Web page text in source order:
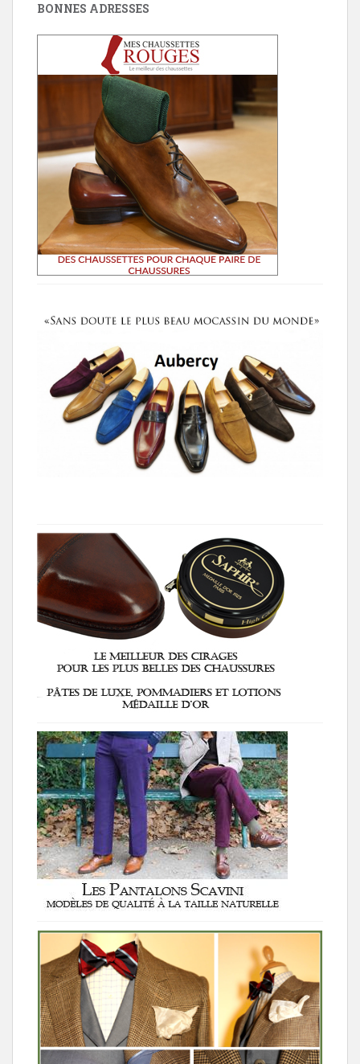
BONNES ADRESSES